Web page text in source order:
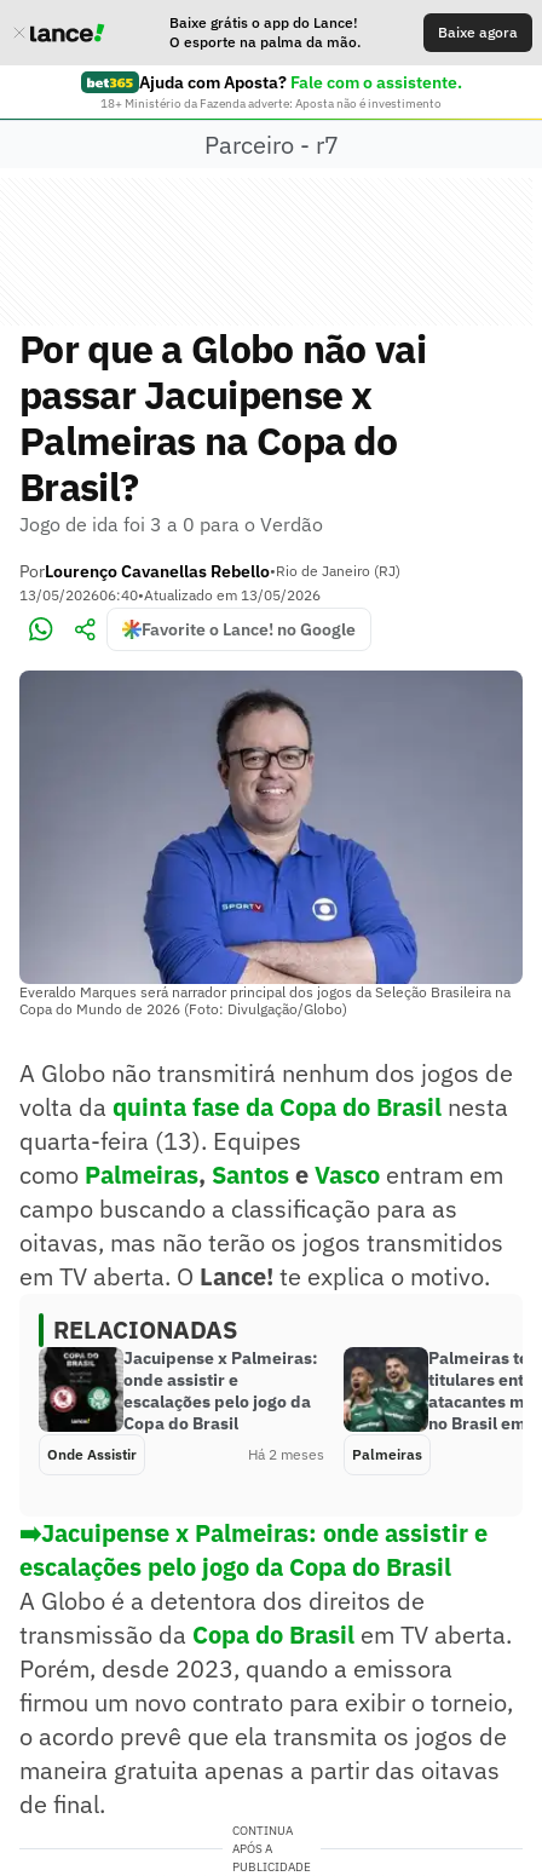
Baixe grátis o app do Lance!
O esporte na palma da mão.
Baixe agora
Ajuda com Aposta? Fale com o assistente.
18+ Ministério da Fazenda adverte: Aposta não é investimento
Parceiro - r7
Por que a Globo não vai
passar Jacuipense x
Palmeiras na Copa do
Brasil?
Jogo de ida foi 3 a 0 para o Verdão
PorLourenço Cavanellas Rebello•Rio de Janeiro (RJ)
13/05/202606:40•Atualizado em 13/05/2026
Favorite o Lance! no Google
Everaldo Marques será narrador principal dos jogos da Seleção Brasileira na
Copa do Mundo de 2026 (Foto: Divulgação/Globo)
A Globo não transmitirá nenhum dos jogos de
volta da quinta fase da Copa do Brasil nesta
quarta-feira (13). Equipes
como Palmeiras, SantoseVasco entram em
campo buscando a classificação para as
oitavas, mas não terão os jogos transmitidos
em TV aberta. O Lance! te explica o motivo.
RELACIONADAS
Jacuipense x Palmeiras:
onde assistir e
escalações pelo jogo da
Copa do Brasil
Onde Assistir Há 2 meses
Palmeiras
titulares
atacantes
no Brasil em
Palmeiras
➡️Jacuipense x Palmeiras: onde assistir e
escalações pelo jogo da Copa do Brasil
A Globo é a detentora dos direitos de
transmissão da Copa do Brasil em TV aberta.
Porém, desde 2023, quando a emissora
firmou um novo contrato para exibir o torneio,
o acordo prevê que ela transmita os jogos de
maneira gratuita apenas a partir das oitavas
de final.
CONTINUA
APÓS A
PUBLICIDADE